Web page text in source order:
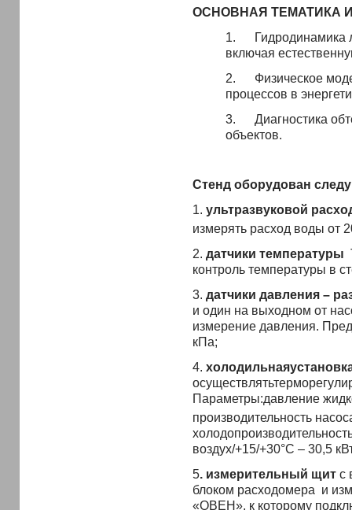
ОСНОВНАЯ ТЕМАТИКА
1. Гидродинамика
включая
2. Физическое
процессов в
3. Диагностика
объектов.
Стенд оборудован
1. ультразвуковой
измерять расход воды от
2. датчики температуры
контроль температуры в
3. датчики давления –
и один на выходном от
измерение давления.
кПа;
4. холодильнаяустановк
Параметры:давление
производительность
воздух/+15/+30°С – 30,5
5. измерительный щит с
блоком расходомера и
«ОВЕН», к которому